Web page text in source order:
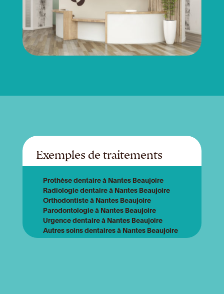
Exemples de traitements
Prothèse dentaire à Nantes Beaujoire
Radiologie dentaire à Nantes Beaujoire
Orthodontiste à Nantes Beaujoire
Parodontologie à Nantes Beaujoire
Urgence dentaire à Nantes Beaujoire
Autres soins dentaires à Nantes Beaujoire